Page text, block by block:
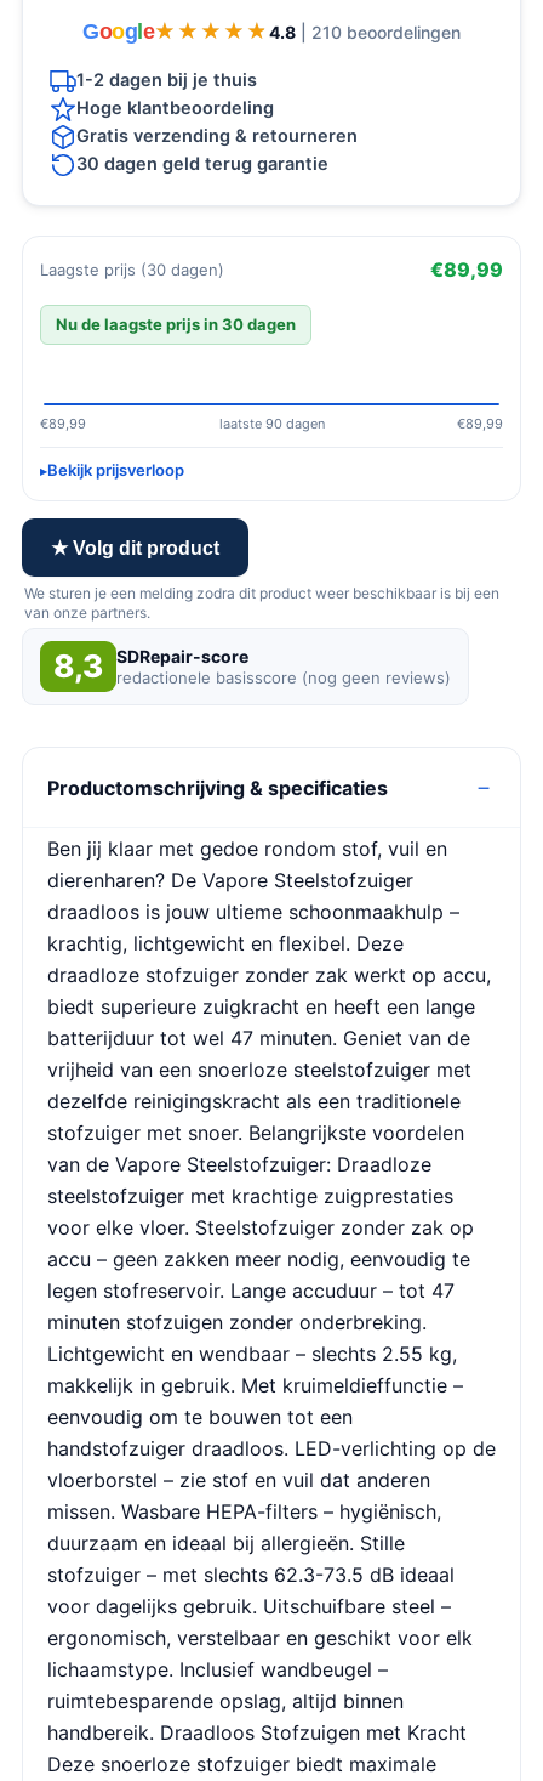
Goog e★★★★★
★★★★★ 4.8 | 210 beoordelingen
1-2 dagen bij je thuis
Hoge klantbeoordeling
Gratis verzending & retourneren
30 dagen geld terug garantie
Laagste prijs (30 dagen) €89,99
Nu de laagste prijs in 30 dagen
€89,99 laatste 90 dagen €89,99
Bekijk prijsverloop
★ Volg dit product
We sturen je een melding zodra dit product weer beschikbaar is bij een
van onze partners.
8,3 SDRepair-score
redactionele basisscore (nog geen reviews)
Productomschrijving & specificaties
Ben jij klaar met gedoe rondom stof, vuil en
dierenharen? De Vapore Steelstofzuiger
draadloos is jouw ultieme schoonmaakhulp –
krachtig, lichtgewicht en flexibel. Deze
draadloze stofzuiger zonder zak werkt op accu,
biedt superieure zuigkracht en heeft een lange
batterijduur tot wel 47 minuten. Geniet van de
vrijheid van een snoerloze steelstofzuiger met
dezelfde reinigingskracht als een traditionele
stofzuiger met snoer. Belangrijkste voordelen
van de Vapore Steelstofzuiger: Draadloze
steelstofzuiger met krachtige zuigprestaties
voor elke vloer. Steelstofzuiger zonder zak op
accu – geen zakken meer nodig, eenvoudig te
legen stofreservoir. Lange accuduur – tot 47
minuten stofzuigen zonder onderbreking.
Lichtgewicht en wendbaar – slechts 2.55 kg,
makkelijk in gebruik. Met kruimeldieffunctie –
eenvoudig om te bouwen tot een
handstofzuiger draadloos. LED-verlichting op de
vloerborstel – zie stof en vuil dat anderen
missen. Wasbare HEPA-filters – hygiënisch,
duurzaam en ideaal bij allergieën. Stille
stofzuiger – met slechts 62.3-73.5 dB ideaal
voor dagelijks gebruik. Uitschuifbare steel –
ergonomisch, verstelbaar en geschikt voor elk
lichaamstype. Inclusief wandbeugel –
ruimtebesparende opslag, altijd binnen
handbereik. Draadloos Stofzuigen met Kracht
Deze snoerloze stofzuiger biedt maximale